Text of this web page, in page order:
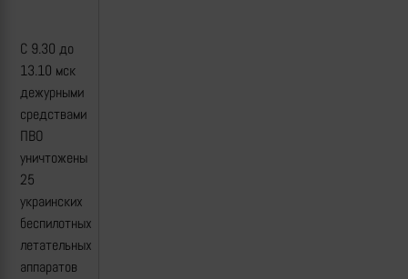
С 9.30 до
13.10 мск
дежурными
средствами
ПВО
уничтожены
25
украинских
беспилотных
летательных
аппаратов